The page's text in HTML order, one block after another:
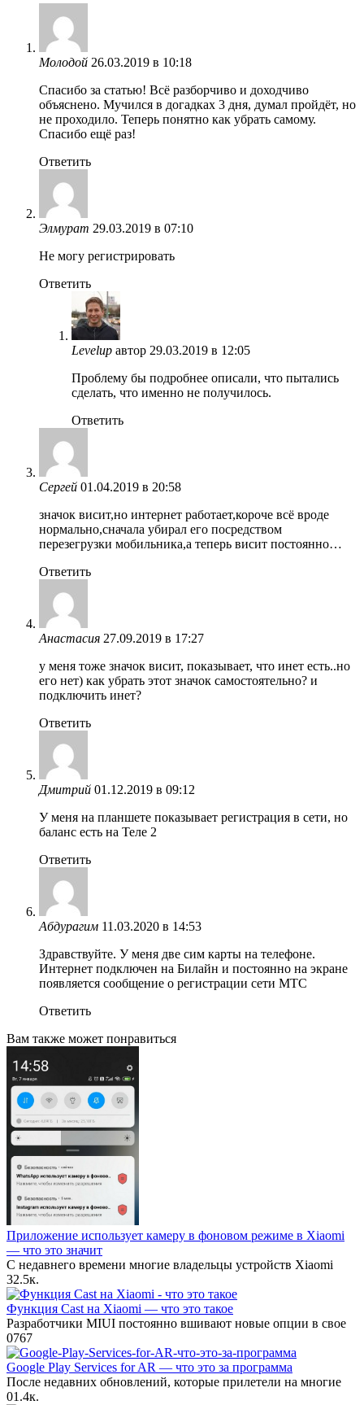
Молодой 26.03.2019 в 10:18
Спасибо за статью! Всё разборчиво и доходчиво
объяснено. Мучился в догадках 3 дня, думал пройдёт, но
не проходило. Теперь понятно как убрать самому.
Спасибо ещё раз!
Ответить
Элмурат 29.03.2019 в 07:10
Не могу регистрировать
Ответить
Levelup автор 29.03.2019 в 12:05
Проблему бы подробнее описали, что пытались
сделать, что именно не получилось.
Ответить
Сергей 01.04.2019 в 20:58
значок висит,но интернет работает,короче всё вроде
нормально,сначала убирал его посредством
перезегрузки мобильника,а теперь висит постоянно…
Ответить
Анастасия 27.09.2019 в 17:27
у меня тоже значок висит, показывает, что инет есть..но
его нет) как убрать этот значок самостоятельно? и
подключить инет?
Ответить
Дмитрий 01.12.2019 в 09:12
У меня на планшете показывает регистрация в сети, но
баланс есть на Теле 2
Ответить
Абдурагим 11.03.2020 в 14:53
Здравствуйте. У меня две сим карты на телефоне.
Интернет подключен на Билайн и постоянно на экране
появляется сообщение о регистрации сети МТС
Ответить
Вам также может понравиться
Приложение использует камеру в фоновом режиме в Xiaomi
— что это значит
С недавнего времени многие владельцы устройств Xiaomi
32.5к.
Функция Cast на Xiaomi — что это такое
Разработчики MIUI постоянно вшивают новые опции в свое
0767
Google Play Services for AR — что это за программа
После недавних обновлений, которые прилетели на многие
01.4к.